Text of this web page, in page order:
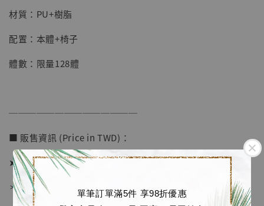
單筆訂單滿5件 享98折優惠
材質：PU+樹脂
配置：本體+椅子
體數：限量128體
──────────────
■ 販售資訊 (Price in TWD)：
➤ 價格 5180元 (訂金2680)
＊ 國際運費另計